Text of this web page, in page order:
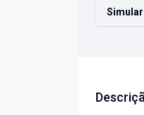
Simular